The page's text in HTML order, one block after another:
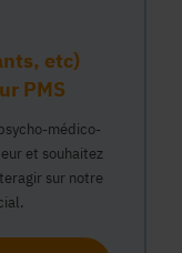
etc)
PMS
médico-
et souhaitez
sur notre